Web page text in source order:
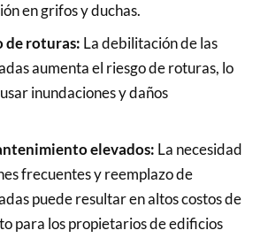
en grifos y duchas.
de roturas: La debilitación de las
aumenta el riesgo de roturas, lo
inundaciones y daños
elevados: La necesidad
frecuentes y reemplazo de
puede resultar en altos costos de
para los propietarios de edificios